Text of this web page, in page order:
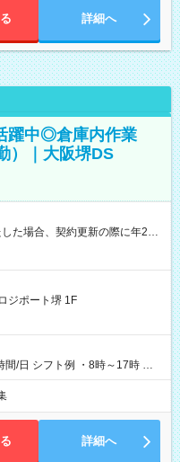
詳細へ
躍中◎倉庫内作業
）｜大阪堺DS
た場合、契約更新の際に年2回
途支給 ※深夜割増賃金 (22:00～
】試用期間
形態、給与は本採用時と同じ
ジポート堺 1F
/日 シフト例 ・8時～17時 ・
詳細へ